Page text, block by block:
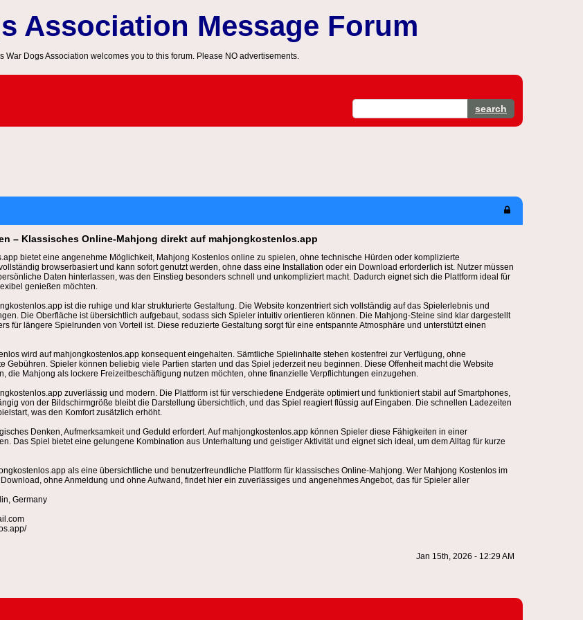
Association Message Forum
War Dogs Association welcomes you to this forum. Please NO advertisements.
search
– Klassisches Online-Mahjong direkt auf mahjongkostenlos.app
bietet eine angenehme Möglichkeit, Mahjong Kostenlos online zu spielen, ohne technische Hürden oder komplizierte
browserbasiert und kann sofort genutzt werden, ohne dass eine Installation oder ein Download erforderlich ist. Nutzer müssen
Daten hinterlassen, was den Einstieg besonders schnell und unkompliziert macht. Dadurch eignet sich die Plattform ideal für
genießen möchten.
ist die ruhige und klar strukturierte Gestaltung. Die Website konzentriert sich vollständig auf das Spielerlebnis und
Die Oberfläche ist übersichtlich aufgebaut, sodass sich Spieler intuitiv orientieren können. Die Mahjong-Steine sind klar dargestellt
für längere Spielrunden von Vorteil ist. Diese reduzierte Gestaltung sorgt für eine entspannte Atmosphäre und unterstützt einen
wird auf mahjongkostenlos.app konsequent eingehalten. Sämtliche Spielinhalte stehen kostenfrei zur Verfügung, ohne
Gebühren. Spieler können beliebig viele Partien starten und das Spiel jederzeit neu beginnen. Diese Offenheit macht die Website
die Mahjong als lockere Freizeitbeschäftigung nutzen möchten, ohne finanzielle Verpflichtungen einzugehen.
zuverlässig und modern. Die Plattform ist für verschiedene Endgeräte optimiert und funktioniert stabil auf Smartphones,
von der Bildschirmgröße bleibt die Darstellung übersichtlich, und das Spiel reagiert flüssig auf Eingaben. Die schnellen Ladezeiten
was den Komfort zusätzlich erhöht.
Denken, Aufmerksamkeit und Geduld erfordert. Auf mahjongkostenlos.app können Spieler diese Fähigkeiten in einer
Das Spiel bietet eine gelungene Kombination aus Unterhaltung und geistiger Aktivität und eignet sich ideal, um dem Alltag für kurze
als eine übersichtliche und benutzerfreundliche Plattform für klassisches Online-Mahjong. Wer Mahjong Kostenlos im
ohne Anmeldung und ohne Aufwand, findet hier ein zuverlässiges und angenehmes Angebot, das für Spieler aller
Germany
Jan 15th, 2026 - 12:29 AM